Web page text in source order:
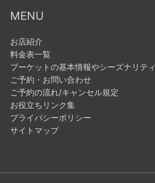
MENU
お店紹介
料金表一覧
プーケットの基本情報やシーズナリティ
ご予約・お問い合わせ
ご予約の流れ/キャンセル規定
お役立ちリンク集
プライバシーポリシー
サイトマップ